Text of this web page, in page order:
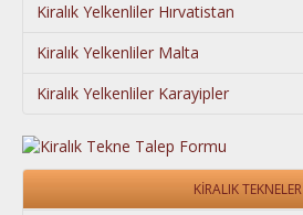
Kiralık Yelkenliler Hırvatistan
Kiralık Yelkenliler Malta
Kiralık Yelkenliler Karayipler
KİRALIK TEKNELER